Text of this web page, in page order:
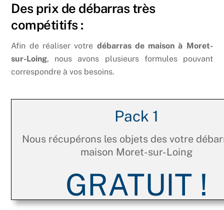
Des prix de débarras très
compétitifs :
Afin de réaliser votre débarras de maison à Moret-
sur-Loing, nous avons plusieurs formules pouvant
correspondre à vos besoins.
Pack 1
Nous récupérons les objets des votre
maison Moret-sur-Loing
GRATUIT !